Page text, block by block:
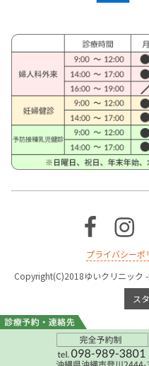
プライバシーポ
Copyright(C)2018ゆいクリニック
ス